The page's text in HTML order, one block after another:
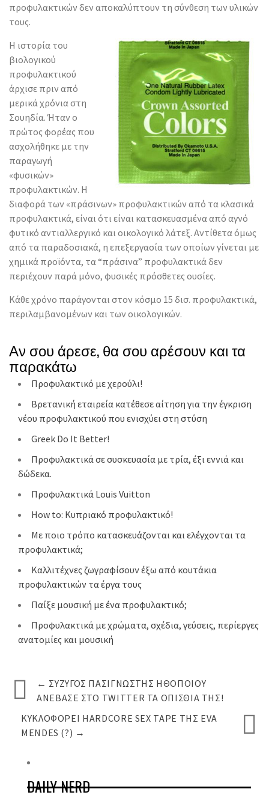
προφυλακτικών δεν αποκαλύπτουν τη σύνθεση των υλικών
τους.
Η ιστορία του
βιολογικού
προφυλακτικού
άρχισε πριν από
μερικά χρόνια στη
Σουηδία. Ήταν ο
πρώτος φορέας που
ασχολήθηκε με την
παραγωγή
«φυσικών»
προφυλακτικών. Η
διαφορά των «πράσινων» προφυλακτικών από τα κλασικά
προφυλακτικά, είναι ότι είναι κατασκευασμένα από αγνό
φυτικό αντιαλλεργικό και οικολoγικό λάτεξ. Αντίθετα όμως
από τα παραδοσιακά, η επεξεργασία των οποίων γίνεται με
χημικά προϊόντα, τα “πράσινα” προφυλακτικά δεν
περιέχουν παρά μόνο, φυσικές πρόσθετες ουσίες.
Κάθε χρόνο παράγονται στον κόσμο 15 δισ. προφυλακτικά,
περιλαμβανομένων και των οικολογικών.
Αν σου άρεσε, θα σου αρέσουν και τα
παρακάτω
Προφυλακτικό με χερούλι!
Βρετανική εταιρεία κατέθεσε αίτηση για την έγκριση
νέου προφυλακτικού που ενισχύει στη στύση
Greek Do It Better!
Προφυλακτικά σε συσκευασία με τρία, έξι εννιά και
δώδεκα.
Προφυλακτικά Louis Vuitton
How to: Κυπριακό προφυλακτικό!
Με ποιο τρόπο κατασκευάζονται και ελέγχονται τα
προφυλακτικά;
Καλλιτέχνες ζωγραφίσουν έξω από κουτάκια
προφυλακτικών τα έργα τους
Παίξε μουσική με ένα προφυλακτικό;
Προφυλακτικά με χρώματα, σχέδια, γεύσεις, περίεργες
ανατομίες και μουσική
← ΣΎΖΥΓΟΣ ΠΑΣΊΓΝΩΣΤΗΣ ΗΘΟΠΟΙΟΎ
ΑΝΈΒΑΣΕ ΣΤΟ TWITTER ΤΑ ΟΠΊΣΘΙΆ ΤΗΣ!
ΚΥΚΛΟΦΟΡΕΊ HARDCORE SEX TAPE ΤΗΣ EVA
MENDES (?) →
DAILY NERD